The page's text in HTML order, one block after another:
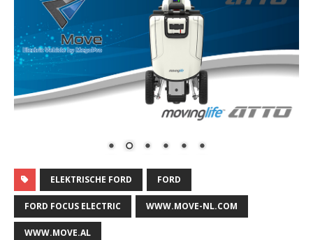
ELEKTRISCHE FORD FORD
FORD FOCUS ELECTRIC WWW.MOVE-NL.COM
WWW.MOVE.AL